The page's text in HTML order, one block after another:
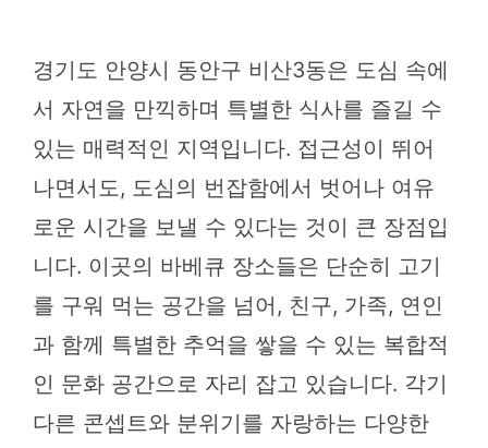
경기도 안양시 동안구 비산3동은 도심 속에
서 자연을 만끽하며 특별한 식사를 즐길 수
있는 매력적인 지역입니다. 접근성이 뛰어
나면서도, 도심의 번잡함에서 벗어나 여유
로운 시간을 보낼 수 있다는 것이 큰 장점입
니다. 이곳의 바베큐 장소들은 단순히 고기
를 구워 먹는 공간을 넘어, 친구, 가족, 연인
과 함께 특별한 추억을 쌓을 수 있는 복합적
인 문화 공간으로 자리 잡고 있습니다. 각기
다른 콘셉트와 분위기를 자랑하는 다양한